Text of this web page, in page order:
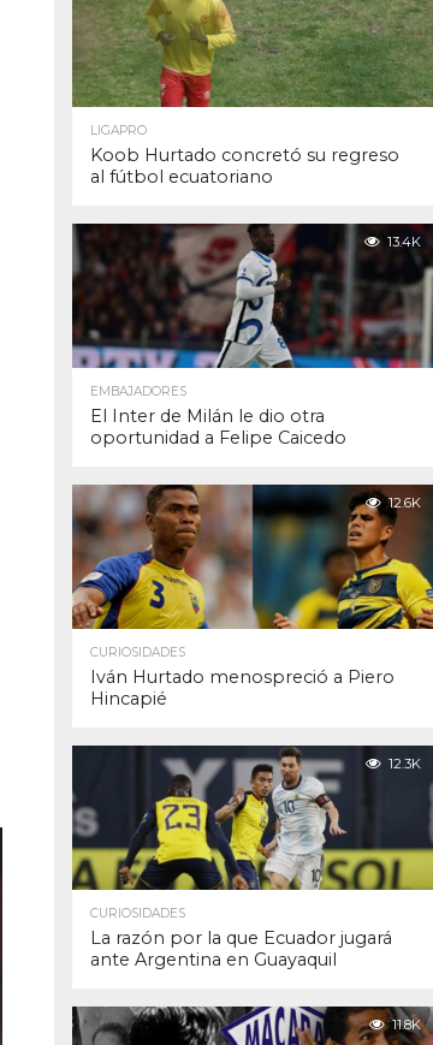
LIGAPRO
Koob Hurtado concretó su regreso
al fútbol ecuatoriano
13.4K
EMBAJADORES
El Inter de Milán le dio otra
oportunidad a Felipe Caicedo
12.6K
CURIOSIDADES
Iván Hurtado menospreció a Piero
Hincapié
12.3K
CURIOSIDADES
La razón por la que Ecuador jugará
ante Argentina en Guayaquil
11.8K